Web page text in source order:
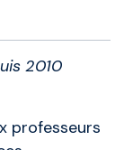
2010
professeurs